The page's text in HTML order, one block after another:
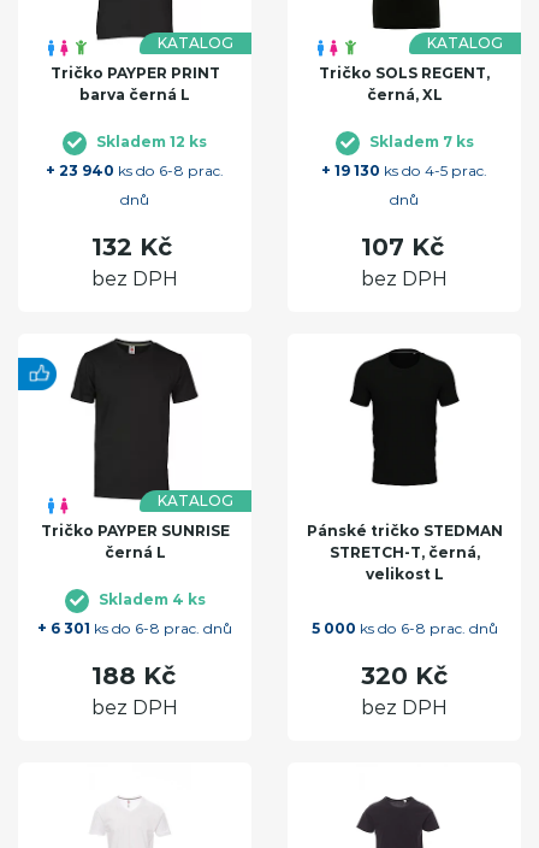
KATALOG
Tričko PAYPER PRINT
barva černá L
Skladem 12 ks
+ 23 940 ks do 6-8 prac.
dnů
132 Kč
bez DPH
KATALOG
Tričko SOLS REGENT,
černá, XL
Skladem 7 ks
+ 19 130 ks do 4-5 prac.
dnů
107 Kč
bez DPH
KATALOG
Tričko PAYPER SUNRISE
černá L
Skladem 4 ks
+ 6 301 ks do 6-8 prac. dnů
188 Kč
bez DPH
Pánské tričko STEDMAN
STRETCH-T, černá,
velikost L
5 000 ks do 6-8 prac. dnů
320 Kč
bez DPH